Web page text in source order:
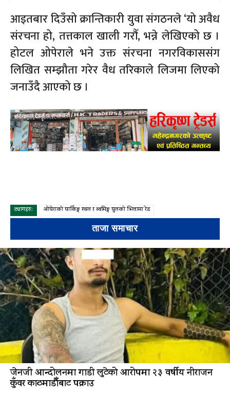
आइतबार दिउँसो क्रान्तिकारी युवा संगठनले ‘यो अवैध
संरचना हो, तत्तकाल खाली गरौँ, भन्ने लेखिएको छ ।
होटल ओपेराले भने उक्त संरचना नगरविकाससंग
लिखित सम्झौता गरेर वैध तरिकाले लिजमा लिएको
जनाउँदै आएको छ ।
ट्यागहरु: ओपेराको पार्किङ्ग स्थल र स्वमिङ्ग पुलको भित्तामा रेड
ताजा समाचार
जेनजी आन्दोलनमा गाडी लुटेको आरोपमा २३ वर्षीय नीराजन
कुँवर काठमाडौँबाट पक्राउ